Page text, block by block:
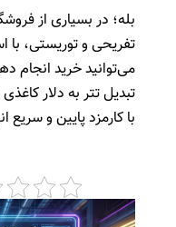
بله؛ در بسیاری از
تفریحی و توریستی، با
می‌‌توانید خرید انجام
تبدیل تتر به دلار
با کارمزد پایین و